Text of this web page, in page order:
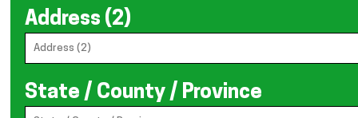
Address (2)
State / County / Province